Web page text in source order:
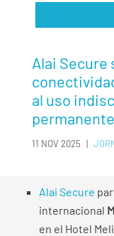
Alai Secure
al uso
permanente
11 NOV 2025 |
Alai Secure
internacional
en el Hotel